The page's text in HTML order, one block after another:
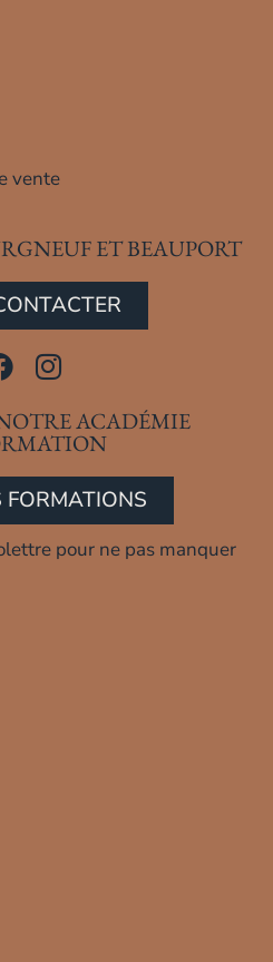
vente
ET BEAUPORT
ACADÉMIE
pour ne pas manquer